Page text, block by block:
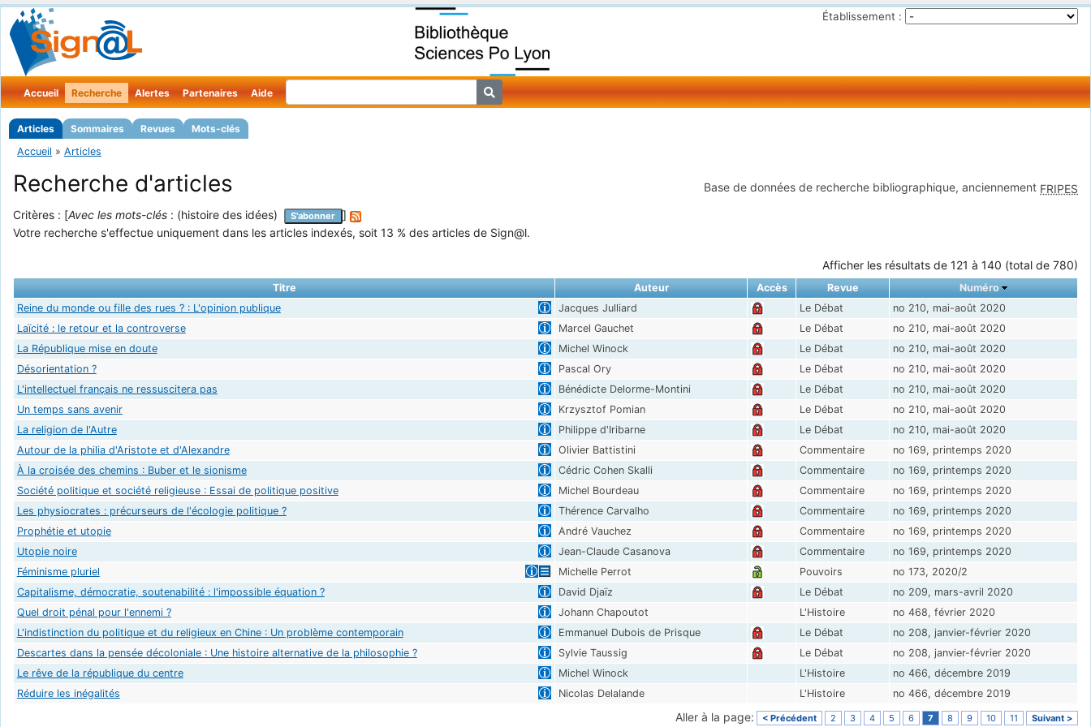
Établissement :
Accueil Recherche
Articles Sommaires Revues Mots-clés
Alertes Partenaires Aide
Accueil » Articles
Base de données de recherche bibliographique, anciennement FRIPES
Recherche d'articles
Critères : [Avec les mots-clés : (histoire des idées) S'abonner
]
Votre recherche s'effectue uniquement dans les articles indexés, soit 13 % des articles de Sign@l.
Afficher les résultats de 121 à 140 (total de 780)
Titre Auteur Accès Revue
Numéro
Reine du monde ou fille des rues ? : L'opinion publique
Jacques Julliard Le Débat
no 210, mai-août 2020
Laïcité : le retour et la controverse
Marcel Gauchet Le Débat
no 210, mai-août 2020
La République mise en doute
Michel Winock Le Débat
no 210, mai-août 2020
Désorientation ?
Pascal Ory Le Débat
no 210, mai-août 2020
L'intellectuel français ne ressuscitera pas
Bénédicte Delorme-Montini Le Débat
no 210, mai-août 2020
Un temps sans avenir
Krzysztof Pomian Le Débat
no 210, mai-août 2020
La religion de l'Autre
Philippe d'Iribarne Le Débat
no 210, mai-août 2020
Autour de la philia d'Aristote et d'Alexandre
Olivier Battistini Commentaire
no 169, printemps 2020
À la croisée des chemins : Buber et le sionisme
Cédric Cohen Skalli Commentaire
no 169, printemps 2020
Société politique et société religieuse : Essai de politique positive
Michel Bourdeau Commentaire
no 169, printemps 2020
Les physiocrates : précurseurs de l'écologie politique ?
Thérence Carvalho Commentaire
no 169, printemps 2020
Prophétie et utopie
André Vauchez Commentaire
no 169, printemps 2020
Utopie noire
Jean-Claude Casanova Commentaire
no 169, printemps 2020
Féminisme pluriel
Michelle Perrot Pouvoirs
no 173, 2020/2
Capitalisme, démocratie, soutenabilité : l'impossible équation ?
David Djaïz Le Débat
no 209, mars-avril 2020
Quel droit pénal pour l'ennemi ?
Johann Chapoutot L'Histoire
no 468, février 2020
L'indistinction du politique et du religieux en Chine : Un problème contemporain
Emmanuel Dubois de Prisque Le Débat
no 208, janvier-février 2020
Descartes dans la pensée décoloniale : Une histoire alternative de la philosophie ?
Sylvie Taussig Le Débat
no 208, janvier-février 2020
Le rêve de la république du centre
Michel Winock L'Histoire
no 466, décembre 2019
Réduire les inégalités
Nicolas Delalande L'Histoire no 466, décembre 2019
Aller à la page: < Précédent 2 3 4 5 6 7 8 9 10 11 Suivant >